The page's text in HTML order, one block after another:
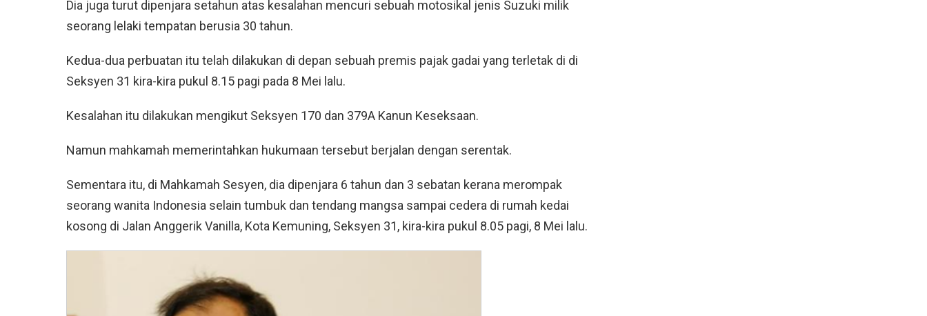
Dia juga turut dipenjara setahun atas kesalahan mencuri sebuah motosikal jenis Suzuki milik
seorang lelaki tempatan berusia 30 tahun.
Kedua-dua perbuatan itu telah dilakukan di depan sebuah premis pajak gadai yang terletak di di
Seksyen 31 kira-kira pukul 8.15 pagi pada 8 Mei lalu.
Kesalahan itu dilakukan mengikut Seksyen 170 dan 379A Kanun Keseksaan.
Namun mahkamah memerintahkan hukumaan tersebut berjalan dengan serentak.
Sementara itu, di Mahkamah Sesyen, dia dipenjara 6 tahun dan 3 sebatan kerana merompak
seorang wanita Indonesia selain tumbuk dan tendang mangsa sampai cedera di rumah kedai
kosong di Jalan Anggerik Vanilla, Kota Kemuning, Seksyen 31, kira-kira pukul 8.05 pagi, 8 Mei lalu.